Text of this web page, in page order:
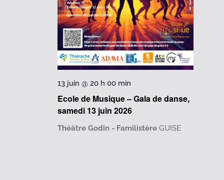
Ecole de Musique – Gala de danse,
samedi 13 juin 2026
13 juin @ 20 h 00 min
Théâtre Godin - FamilistèreGUISE